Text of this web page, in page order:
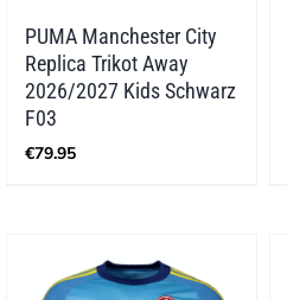
PUMA Manchester City
Replica Trikot Away
2026/2027 Kids Schwarz
F03
€79.95